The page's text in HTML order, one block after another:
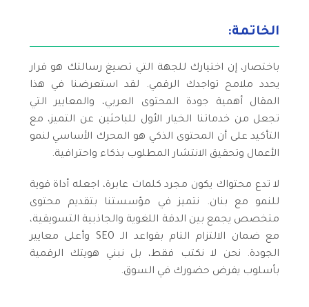
الخاتمة:
باختصار، إن اختيارك للجهة التي تصيغ رسالتك هو قرار
يحدد ملامح تواجدك الرقمي. لقد استعرضنا في هذا
المقال أهمية جودة المحتوى العربي، والمعايير التي
تجعل من خدماتنا الخيار الأول للباحثين عن التميز، مع
التأكيد على أن المحتوى الذكي هو المحرك الأساسي لنمو
الأعمال وتحقيق الانتشار المطلوب بذكاء واحترافية.
لا تدع محتواك يكون مجرد كلمات عابرة، اجعله أداة قوية
للنمو مع بنان. نتميز في مؤسستنا بتقديم محتوى
متخصص يجمع بين الدقة اللغوية والجاذبية التسويقية،
مع ضمان الالتزام التام بقواعد الـ SEO وأعلى معايير
الجودة. نحن لا نكتب فقط، بل نبني هويتك الرقمية
بأسلوب يفرض حضورك في السوق.